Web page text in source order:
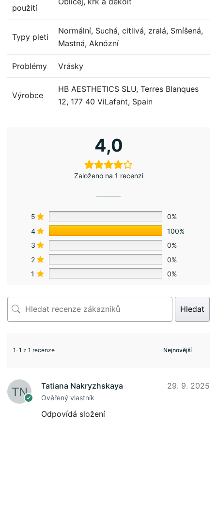
použití
Typy pleti
Normální, Suchá, citlivá, zralá, Smíšená,
Mastná, Aknózní
Problémy Vrásky
Výrobce
HB AESTHETICS SLU, Terres Blanques
12, 177 40 ViLafant, Spain
4,0
Založeno na 1 recenzi
5
0%
4
100%
3
0%
2
0%
1
0%
Hledat
1-1 z 1 recenze
Tatiana Nakryzhskaya
Ověřený vlastník
29. 9. 2025
Odpovídá složení